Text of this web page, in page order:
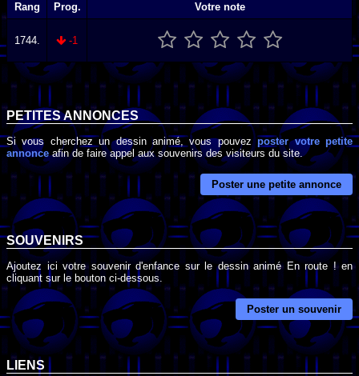
Rang Prog. Votre note
1744. -1
PETITES ANNONCES
Si vous cherchez un dessin animé, vous pouvezposter votre petite
annonceafin de faire appel aux souvenirs des visiteurs du site.
Poster une petite annonce
SOUVENIRS
Ajoutez ici votre souvenir d'enfance sur le dessin animé En route ! en
cliquant sur le bouton ci-dessous.
Poster un souvenir
LIENS